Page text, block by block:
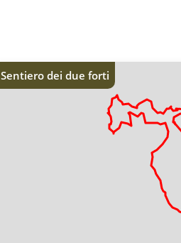
Sentiero dei due forti